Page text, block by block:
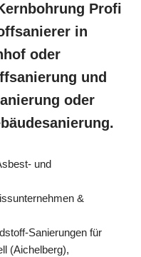
Profi
in
oder
und
oder
und
&
Sanierungen für
(Aichelberg),